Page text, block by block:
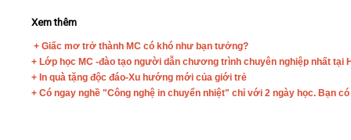
Xem thêm
+ Giấc mơ trở thành MC có khó như bạn tưởng?
+ Lớp học MC -đào tạo người dẫn chương trình chuyên nghiệp nhất tại
+ ​ In quà tặng độc đáo-Xu hướng mới của giới trẻ
+ Có ngay nghề "Công nghệ in chuyển nhiệt" chỉ với 2 ngày học. Bạn